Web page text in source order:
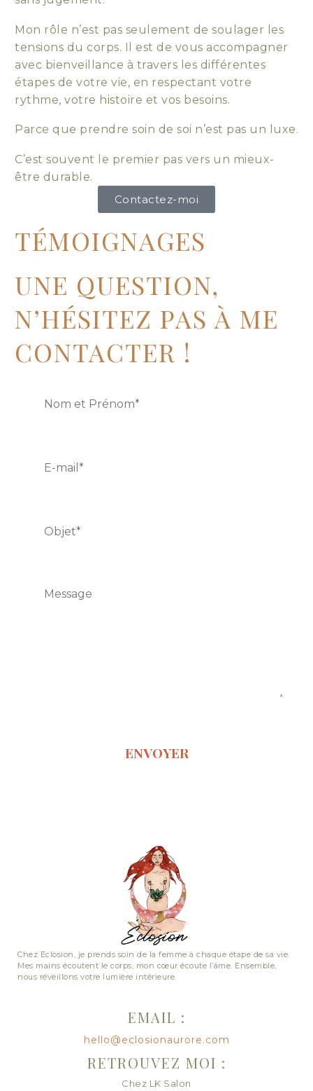
Mon rôle n’est pas seulement de soulager les
tensions du corps. Il est de vous accompagner
avec bienveillance à travers les différentes
étapes de votre vie, en respectant votre
rythme, votre histoire et vos besoins.
Parce que prendre soin de soi n’est pas un luxe.
C’est souvent le premier pas vers un mieux-
être durable.
Contactez-moi
TÉMOIGNAGES
UNE QUESTION,
N’HÉSITEZ PAS À ME
CONTACTER !
Chez Eclosion, je prends soin de la femme à chaque étape de sa vie.
Mes mains écoutent le corps, mon cœur écoute l’âme. Ensemble,
nous réveillons votre lumière intérieure.
EMAIL :
hello@eclosionaurore.com
RETROUVEZ MOI :
Chez LK Salon